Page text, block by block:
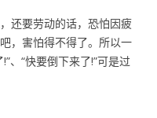
还要劳动的话，恐怕因疲
，害怕得不得了。所以一
、“快要倒下来了!”可是过